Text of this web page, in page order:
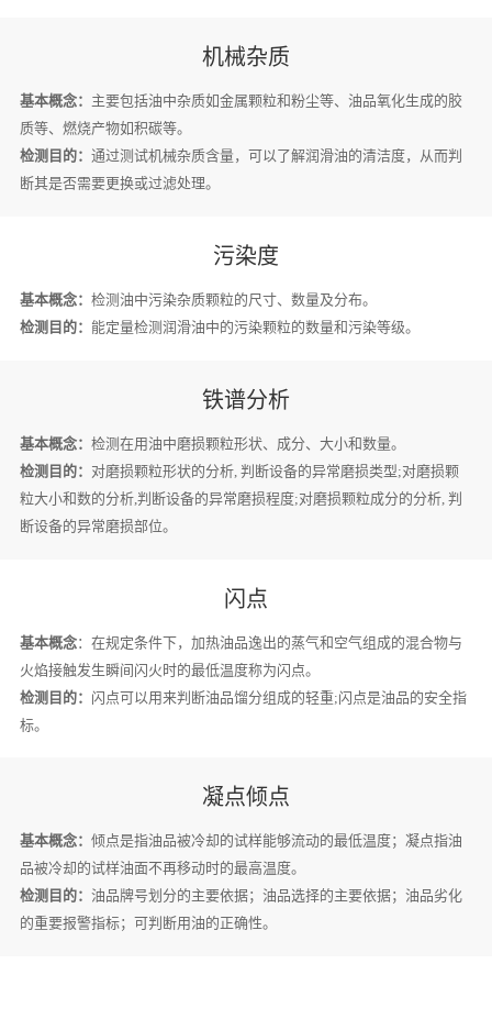
机械杂质
基本概念： 主要包括油中杂质如金属颗粒和粉尘等、油品氧化生成的胶
质等、燃烧产物如积碳等。
检测目的： 通过测试机械杂质含量，可以了解润滑油的清洁度，从而判
断其是否需要更换或过滤处理。
污染度
基本概念： 检测油中污染杂质颗粒的尺寸、数量及分布。
检测目的： 能定量检测润滑油中的污染颗粒的数量和污染等级。
铁谱分析
基本概念： 检测在用油中磨损颗粒形状、成分、大小和数量。
检测目的： 对磨损颗粒形状的分析, 判断设备的异常磨损类型;对磨损颗
粒大小和数的分析,判断设备的异常磨损程度;对磨损颗粒成分的分析, 判
断设备的异常磨损部位。
闪点
基本概念：在规定条件下，加热油品逸出的蒸气和空气组成的混合物与
火焰接触发生瞬间闪火时的最低温度称为闪点。
检测目的： 闪点可以用来判断油品馏分组成的轻重;闪点是油品的安全指
标。
凝点倾点
基本概念： 倾点是指油品被冷却的试样能够流动的最低温度；凝点指油
品被冷却的试样油面不再移动时的最高温度。
检测目的： 油品牌号划分的主要依据；油品选择的主要依据；油品劣化
的重要报警指标；可判断用油的正确性。